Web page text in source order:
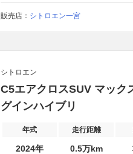
販売店： シトロエン一宮
シトロエン
C5エアクロスSUV マック
グインハイブリ
年式 走行距離
2024年 0.5万km